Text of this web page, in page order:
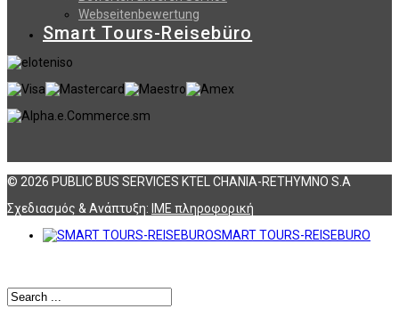
Webseitenbewertung
Smart Tours-Reisebüro
© 2026 PUBLIC BUS SERVICES KTEL CHANIA-RETHYMNO S.A
Σχεδιασμός & Ανάπτυξη: ΙΜΕ πληροφορική
SMART TOURS-REISEBURO